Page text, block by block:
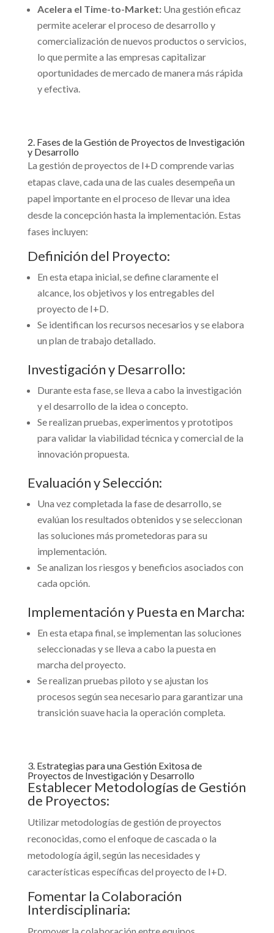
Acelera el Time-to-Market:Una gestión eficaz
permite acelerar el proceso de desarrollo y
comercialización de nuevos productos o servicios,
lo que permite a las empresas capitalizar
oportunidades de mercado de manera más rápida
y efectiva.
2. Fases de la Gestión de Proyectos de Investigación
y Desarrollo
La gestión de proyectos de I+D comprende varias
etapas clave, cada una de las cuales desempeña un
papel importante en el proceso de llevar una idea
desde la concepción hasta la implementación. Estas
fases incluyen:
Definición del Proyecto:
En esta etapa inicial, se define claramente el
alcance, los objetivos y los entregables del
proyecto de I+D.
Se identifican los recursos necesarios y se elabora
un plan de trabajo detallado.
Investigación y Desarrollo:
Durante esta fase, se lleva a cabo la investigación
y el desarrollo de la idea o concepto.
Se realizan pruebas, experimentos y prototipos
para validar la viabilidad técnica y comercial de la
innovación propuesta.
Evaluación y Selección:
Una vez completada la fase de desarrollo, se
evalúan los resultados obtenidos y se seleccionan
las soluciones más prometedoras para su
implementación.
Se analizan los riesgos y beneficios asociados con
cada opción.
Implementación y Puesta en Marcha:
En esta etapa final, se implementan las soluciones
seleccionadas y se lleva a cabo la puesta en
marcha del proyecto.
Se realizan pruebas piloto y se ajustan los
procesos según sea necesario para garantizar una
transición suave hacia la operación completa.
3. Estrategias para una Gestión Exitosa de
Proyectos de Investigación y Desarrollo
Establecer Metodologías de Gestión
de Proyectos:
Utilizar metodologías de gestión de proyectos
reconocidas, como el enfoque de cascada o la
metodología ágil, según las necesidades y
características específicas del proyecto de I+D.
Fomentar la Colaboración
Interdisciplinaria: